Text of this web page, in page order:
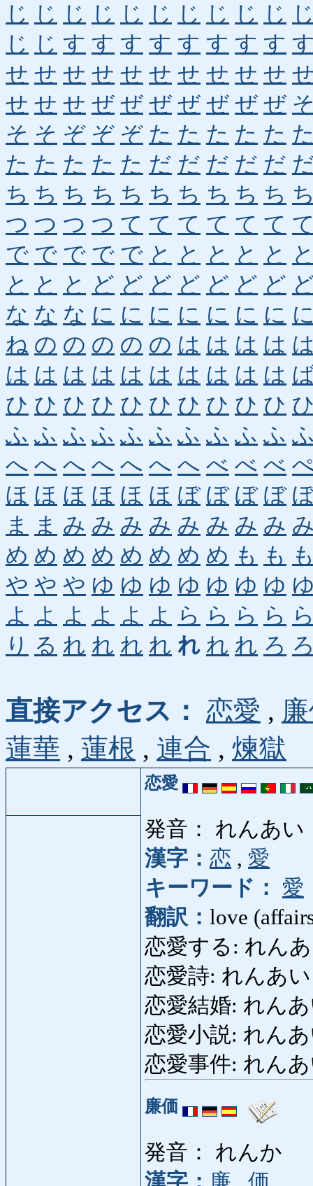
じ じ じ じ じ じ じ じ じ じ
じ じ す す す す す す す す
せ せ せ せ せ せ せ せ せ せ
せ せ せ ぜ ぜ ぜ ぜ ぜ ぜ ぜ
そ そ ぞ ぞ ぞ た た た た た
た た た た た だ だ だ だ だ
ち ち ち ち ち ち ち ち ち ち
つ つ つ つ て て て て て て
で で で で で と と と と と
と と と ど ど ど ど ど ど ど
な な な に に に に に に に
ね の の の の の は は は は
は は は は は は は は は は
ひ ひ ひ ひ ひ ひ ひ ひ ひ ひ
ふ ふ ふ ふ ふ ふ ふ ふ ふ ふ
へ へ へ へ へ へ へ べ べ べ
ほ ほ ほ ほ ほ ほ ぼ ぼ ぼ ぼ
ま
ま み み み み み み み み
め め め め め め め め も も
や や や ゆ ゆ ゆ ゆ ゆ ゆ ゆ
よ よ よ よ よ よ ら ら ら ら
り る れ れ れ れ れ れ れ ろ
直接アクセス： 恋愛 ,
蓮華 , 蓮根 , 連合 , 煉獄
恋愛
発音： れんあい
漢字： 恋 , 愛
キーワード：
愛
翻訳： love
恋愛する: れん
恋愛詩: れんあ
恋愛結婚: れん
恋愛小説: れん
恋愛事件: れん
廉価
発音： れんか